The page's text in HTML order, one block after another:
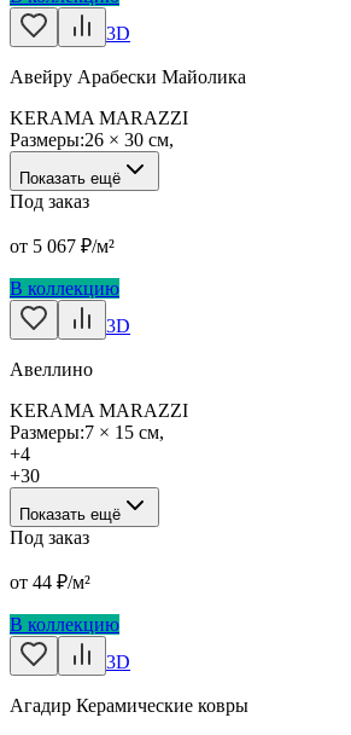
3D
Авейру Арабески Майолика
KERAMA MARAZZI
Размеры:26 × 30 см,
Показать ещё
Под заказ
от 5 067 ₽/м²
В коллекцию
3D
Авеллино
KERAMA MARAZZI
Размеры:7 × 15 см,
+4
+30
Показать ещё
Под заказ
от 44 ₽/м²
В коллекцию
3D
Агадир Керамические ковры